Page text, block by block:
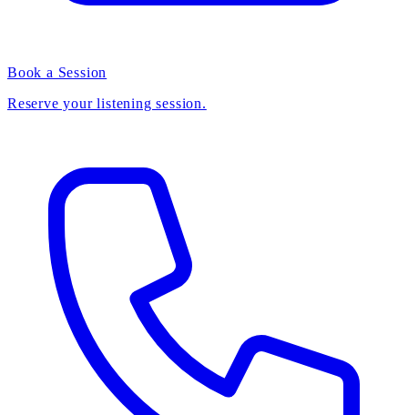
Book a Session
Reserve your listening session.